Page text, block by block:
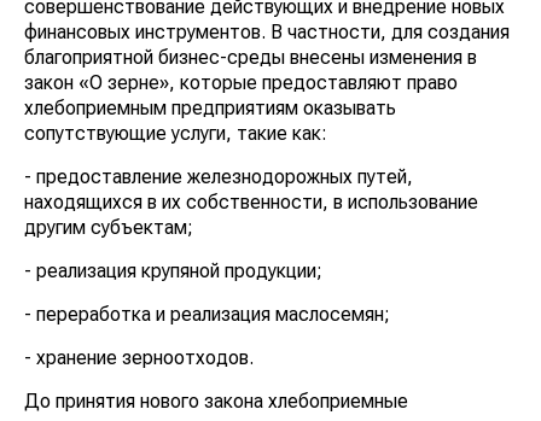
совершенствование действующих и внедрение новых
финансовых инструментов. В частности, для создания
благоприятной бизнес-среды внесены изменения в
закон «О зерне», которые предоставляют право
хлебоприемным предприятиям оказывать
сопутствующие услуги, такие как:
- предоставление железнодорожных путей,
находящихся в их собственности, в использование
другим субъектам;
- реализация крупяной продукции;
- переработка и реализация маслосемян;
- хранение зерноотходов.
До принятия нового закона хлебоприемные